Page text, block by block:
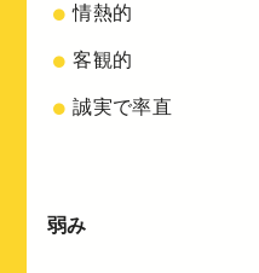
情熱的
客観的
誠実で率直
弱み